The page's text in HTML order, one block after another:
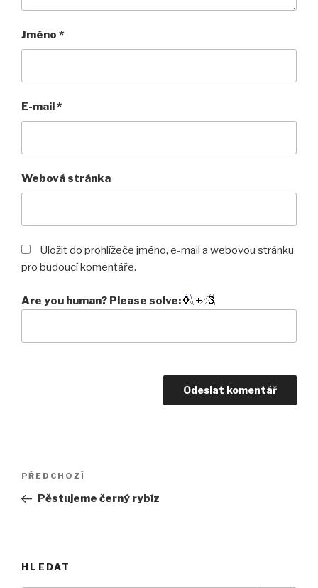
Jméno *
E-mail*
Webová stránka
Uložit do prohlížeče jméno, e-mail a webovou stránku
pro budoucí komentáře.
Are you human? Please solve:
Navigace
příspěvek
Předchozí
příspěvek
PŘEDCHOZÍ
Pěstujeme černý rybíz
HLEDAT